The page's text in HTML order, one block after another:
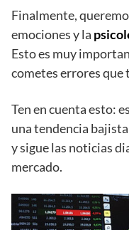
Finalmente,
emociones y la
Esto es muy
cometes errores que
Ten en cuenta esto:
una tendencia
y sigue las noticias
mercado.